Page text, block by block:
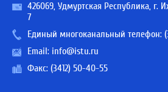
426069, Удмуртская Республика, г.
7
Единый многоканальный телефон:
Email: info@istu.ru
Факс: (3412) 50-40-55